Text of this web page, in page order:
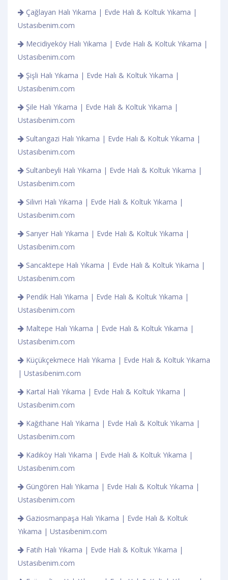
Çağlayan Halı Yıkama | Evde Halı & Koltuk Yıkama |
Ustasıbenim.com
Mecidiyeköy Halı Yıkama | Evde Halı & Koltuk Yıkama |
Ustasıbenim.com
Şişli Halı Yıkama | Evde Halı & Koltuk Yıkama |
Ustasıbenim.com
Şile Halı Yıkama | Evde Halı & Koltuk Yıkama |
Ustasıbenim.com
Sultangazi Halı Yıkama | Evde Halı & Koltuk Yıkama |
Ustasıbenim.com
Sultanbeyli Halı Yıkama | Evde Halı & Koltuk Yıkama |
Ustasıbenim.com
Silivri Halı Yıkama | Evde Halı & Koltuk Yıkama |
Ustasıbenim.com
Sarıyer Halı Yıkama | Evde Halı & Koltuk Yıkama |
Ustasıbenim.com
Sancaktepe Halı Yıkama | Evde Halı & Koltuk Yıkama |
Ustasıbenim.com
Pendik Halı Yıkama | Evde Halı & Koltuk Yıkama |
Ustasıbenim.com
Maltepe Halı Yıkama | Evde Halı & Koltuk Yıkama |
Ustasıbenim.com
Küçükçekmece Halı Yıkama | Evde Halı & Koltuk Yıkama
| Ustasıbenim.com
Kartal Halı Yıkama | Evde Halı & Koltuk Yıkama |
Ustasıbenim.com
Kağıthane Halı Yıkama | Evde Halı & Koltuk Yıkama |
Ustasıbenim.com
Kadıköy Halı Yıkama | Evde Halı & Koltuk Yıkama |
Ustasıbenim.com
Güngören Halı Yıkama | Evde Halı & Koltuk Yıkama |
Ustasıbenim.com
Gaziosmanpaşa Halı Yıkama | Evde Halı & Koltuk
Yıkama | Ustasıbenim.com
Fatih Halı Yıkama | Evde Halı & Koltuk Yıkama |
Ustasıbenim.com